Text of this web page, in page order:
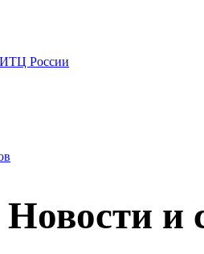
России
Новости и